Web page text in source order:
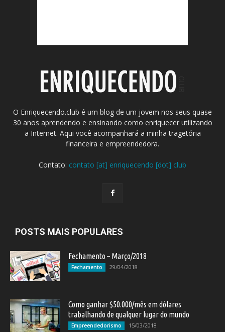
O Enriquecendo.club é um blog de um jovem nos seus quase
30 anos aprendendo e ensinando como enriquecer utilizando
a Internet. Aqui você acompanhará a minha tragetória
financeira e empreendedora.
Contato: contato [at] enriquecendo [dot] club
POSTS MAIS POPULARES
Fechamento – Março/2018
Fechamento 29/04/2018
Como ganhar $50.000/mês em dólares
trabalhando de qualquer lugar do mundo
Empreendedorismo 15/03/2018